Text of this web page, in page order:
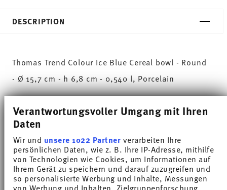
Verantwortungsvoller Umgang mit Ihren
Daten
Wir und unsere 1022 Partnerverarbeiten Ihre
persönlichen Daten, wie z. B. Ihre IP-Adresse, mithilfe
von Technologien wie Cookies, um Informationen auf
Ihrem Gerät zu speichern und darauf zuzugreifen und
so personalisierte Werbung und Inhalte, Messungen
von Werbung und Inhalten, Zielgruppenforschung
DESCRIPTION
Thomas Trend Colour Ice Blue Cereal bowl - Round
- Ø 15,7 cm - h 6,8 cm - 0,540 l, Porcelain
most popular dinnerware for everyday use. Trend
Colour sets coloured accents - inspired by the
nature of the North.
Ice Blue lets the finely ribbed structure of plates,